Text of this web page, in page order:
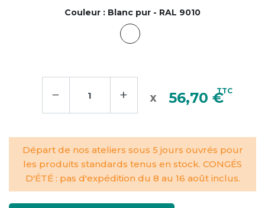
Couleur : Blanc pur - RAL 9010
− + 56,70 €TTC
Départ de nos ateliers sous 5 jours ouvrés pour
les produits standards tenus en stock. CONGÉS
D'ÉTÉ : pas d'expédition du 8 au 16 août inclus.